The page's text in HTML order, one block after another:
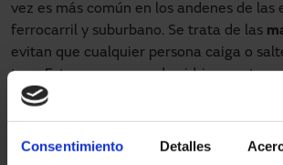
Consentimiento Detalles
vez es más común en los andenes de las
ferrocarril y suburbano. Se trata de las
evitan que cualquier persona caiga o
tren. Estas mamparas de vidrio cuentan
puertas automáticas
que coinciden con
cuando está parado y se abren para que
suban y bajen del vagón.